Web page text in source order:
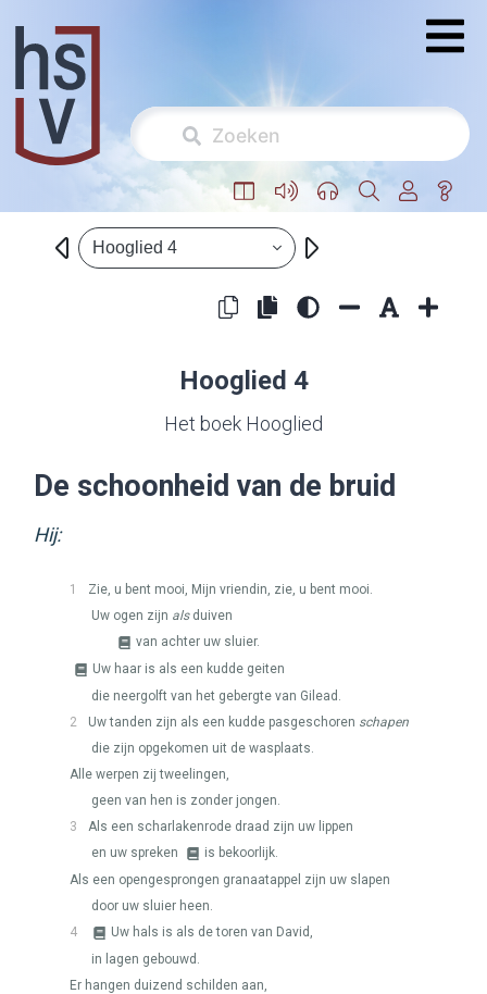
Hooglied 4
Hooglied 4
Het boek Hooglied
De schoonheid van de bruid
Hij:
1
Zie, u bent mooi, Mijn vriendin, zie, u bent mooi.
Uw ogen zijn alsduiven
van achter uw sluier.
Uw haar is als een kudde geiten
die neergolft van het gebergte van Gilead.
2
Uw tanden zijn als een kudde pasgeschoren schapen
die zijn opgekomen uit de wasplaats.
Alle werpen zij tweelingen,
geen van hen is zonder jongen.
3
Als een scharlakenrode draad zijn uw lippen
en uw spreken
is bekoorlijk.
Als een opengesprongen granaatappel zijn uw slapen
door uw sluier heen.
4
Uw hals is als de toren van David,
in lagen gebouwd.
Er hangen duizend schilden aan,